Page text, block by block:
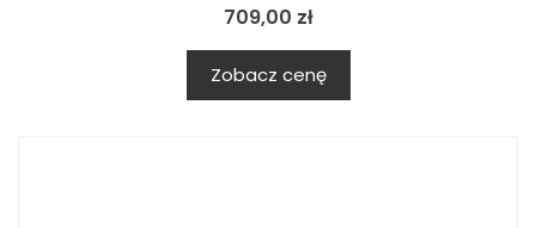
709,00 zł
Zobacz cenę